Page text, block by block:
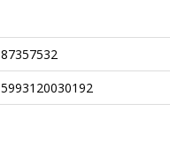
87357532
5993120030192